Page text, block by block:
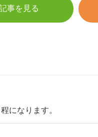
事を見る
になります。